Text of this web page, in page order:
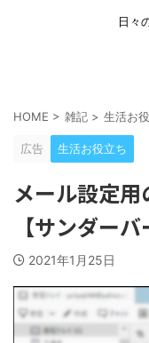
日々
HOME > 雑記 > 生活お
広告 生活お役立ち
メール設定
【サンダー
2021年1月25日